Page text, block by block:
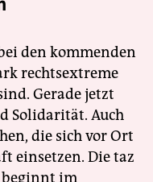
den kommenden
rechtsextreme
Gerade jetzt
Solidarität. Auch
die sich vor Ort
einsetzen. Die taz
beginnt im